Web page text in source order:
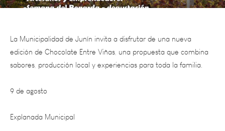
La Municipalidad de Junín invita a disfrutar de una nueva
edición de Chocolate Entre Viñas, una propuesta que combina
sabores, producción local y experiencias para toda la familia.
9 de agosto
Explanada Municipal